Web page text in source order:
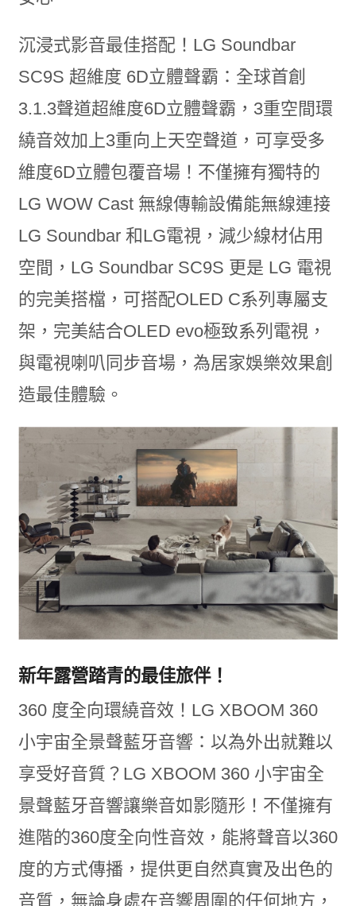
沉浸式影音最佳搭配！LG Soundbar
SC9S 超維度 6D立體聲霸：全球首創
3.1.3聲道超維度6D立體聲霸，3重空間環
繞音效加上3重向上天空聲道，可享受多
維度6D立體包覆音場！不僅擁有獨特的
LG WOW Cast 無線傳輸設備能無線連接
LG Soundbar 和LG電視，減少線材佔用
空間，LG Soundbar SC9S 更是 LG 電視
的完美搭檔，可搭配OLED C系列專屬支
架，完美結合OLED evo極致系列電視，
與電視喇叭同步音場，為居家娛樂效果創
造最佳體驗。
新年露營踏青的最佳旅伴！
360 度全向環繞音效！LG XBOOM 360
小宇宙全景聲藍牙音響：以為外出就難以
享受好音質？LG XBOOM 360 小宇宙全
景聲藍牙音響讓樂音如影隨形！不僅擁有
進階的360度全向性音效，能將聲音以360
度的方式傳播，提供更自然真實及出色的
音質，無論身處在音響周圍的任何地方，